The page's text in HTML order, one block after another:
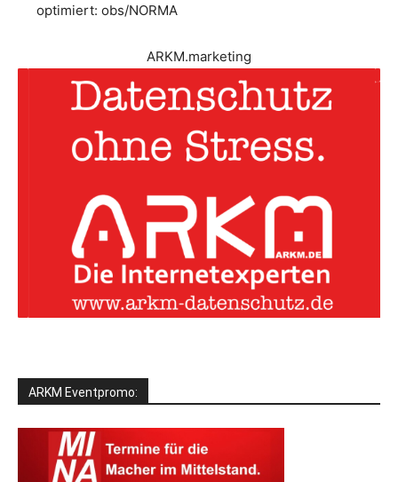
optimiert: obs/NORMA
ARKM.marketing
ARKM Eventpromo: